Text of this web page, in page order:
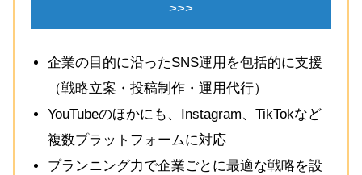
>>>
企業の目的に沿ったSNS運用を包括的に支援
（戦略立案・投稿制作・運用代行）
YouTubeのほかにも、Instagram、TikTokなど
複数プラットフォームに対応
プランニング力で企業ごとに最適な戦略を設